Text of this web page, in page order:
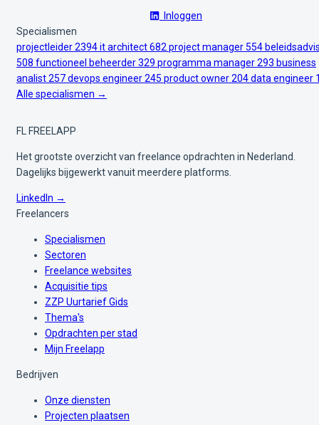
Inloggen
Specialismen
projectleider2394it architect682 project manager554
508 functioneel beheerder329 programma manager293 business
analist257devops engineer245 product owner204data engineer
Alle specialismen →
FL FREELAPP
Het grootste overzicht van freelance opdrachten in Nederland.
Dagelijks bijgewerkt vanuit meerdere platforms.
LinkedIn →
Freelancers
Specialismen
Sectoren
Freelance websites
Acquisitie tips
ZZP Uurtarief Gids
Thema's
Opdrachten per stad
Mijn Freelapp
Bedrijven
Onze diensten
Projecten plaatsen